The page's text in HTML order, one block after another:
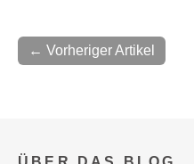
← Vorheriger Artikel